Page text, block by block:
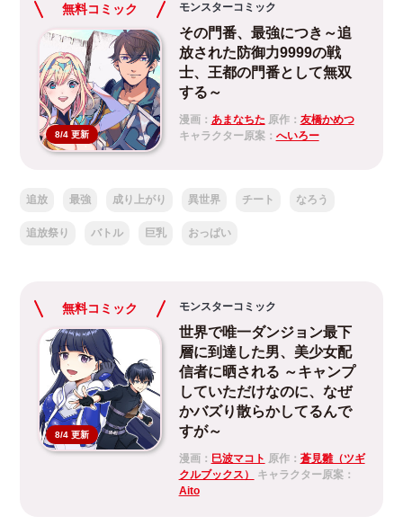
無料コミック
8/4 更新
モンスターコミック
その門番、最強につき～追
放された防御力9999の戦
士、王都の門番として無双
する～
漫画： あまなちた 原作： 友橋かめつ
キャラクター原案： へいろー
追放 最強 成り上がり 異世界 チート なろう
追放祭り バトル 巨乳 おっぱい
無料コミック
8/4 更新
モンスターコミック
世界で唯一ダンジョン最下
層に到達した男、美少女配
信者に晒される ～キャンプ
していただけなのに、なぜ
かバズり散らかしてるんで
すが～
漫画： 巳波マコト 原作： 蒼見雛（ツギ
クルブックス）
キャラクター原案：
Aito